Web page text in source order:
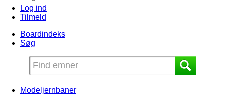
Log ind
Tilmeld
Boardindeks
Søg
Modeljernbaner